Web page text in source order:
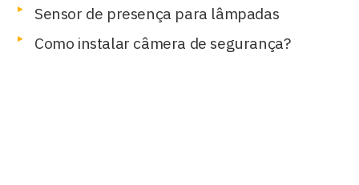
Sensor de presença para lâmpadas
Como instalar câmera de segurança?